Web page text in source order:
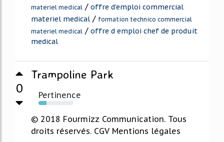
materiel medical / offre d'emploi commercial
materiel medical / formation technico commercial
materiel medical / offre d emploi chef de produit
medical
0
Trampoline Park
Pertinence
23%
© 2018 Fourmizz Communication. Tous
droits réservés. CGV Mentions légales